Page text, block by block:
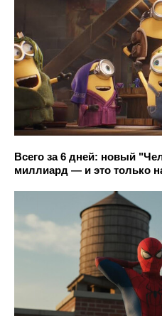
Всего за 6 дней: новый
миллиард — и это только